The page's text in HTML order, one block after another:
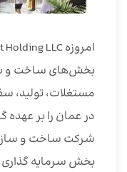
بخش‌های ساخت و
مستغلات، تولید،
در عمان را بر
شرکت ساخت و ساز
بخش سرمایه